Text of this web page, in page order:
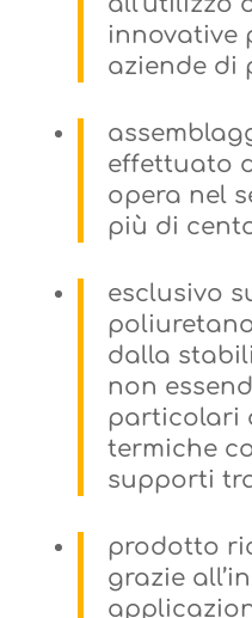
innovative
aziende di
effettuato
opera nel
più di
esclusivo
dalla
non
particolari
termiche
supporti
prodotto
grazie